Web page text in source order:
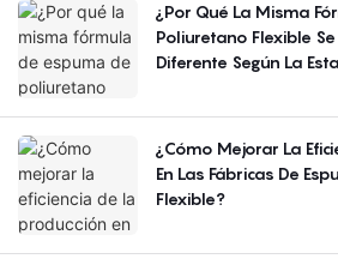
¿Por Qué La Misma
Poliuretano Flexible
Diferente Según La
¿Cómo Mejorar La
En Las Fábricas De
Flexible?